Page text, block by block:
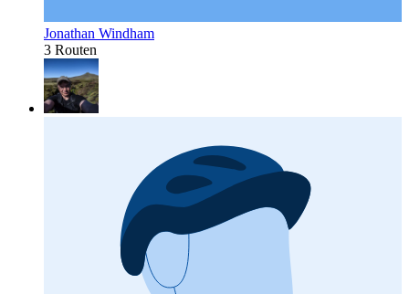
Jonathan Windham
3 Routen